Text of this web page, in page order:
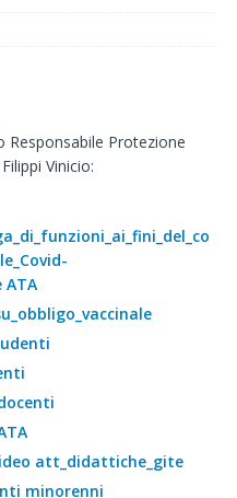
Protezione
Vinicio:
ATA
att_didattiche_gite
minorenni